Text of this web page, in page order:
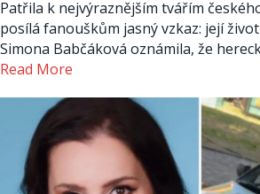
Patřila k nejvýraznějším tvářím
posílá fanouškům jasný vzkaz: její
Simona Babčáková oznámila, že
Read More